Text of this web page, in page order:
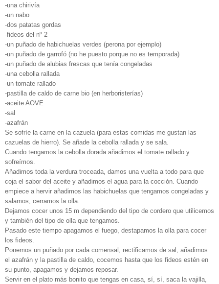
-una chirivía
-un nabo
-dos patatas gordas
-fideos del nº 2
-un puñado de habichuelas verdes (perona por ejemplo)
-un puñado de garrofó (no he puesto porque no es temporada)
-un puñado de alubias frescas que tenía congeladas
-una cebolla rallada
-un tomate rallado
-pastilla de caldo de carne bio (en herboristerías)
-aceite AOVE
-sal
-azafrán
Se sofríe la carne en la cazuela (para estas comidas me gustan las
cazuelas de hierro). Se añade la cebolla rallada y se sala.
Cuando tengamos la cebolla dorada añadimos el tomate rallado y
sofreímos.
Añadimos toda la verdura troceada, damos una vuelta a todo para que
coja el sabor del aceite y añadimos el agua para la cocción. Cuando
empiece a hervir añadimos las habichuelas que tengamos congeladas y
salamos, cerramos la olla.
Dejamos cocer unos 15 m dependiendo del tipo de cordero que utilicemos
y también del tipo de olla que tengamos.
Pasado este tiempo apagamos el fuego, destapamos la olla para cocer
los fideos.
Ponemos un puñado por cada comensal, rectificamos de sal, añadimos
el azafrán y la pastilla de caldo, cocemos hasta que los fideos estén en
su punto, apagamos y dejamos reposar.
Servir en el plato más bonito que tengas en casa, sí, sí, saca la vajilla,